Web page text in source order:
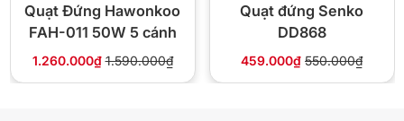
❓ Câu hỏi thường gặp
Quạt Đứng Hawonkoo
FAH-011 50W 5 cánh
1.260.000₫ 1.590.000₫
Quạt đứng Senko
DD868
459.000₫ 550.000₫